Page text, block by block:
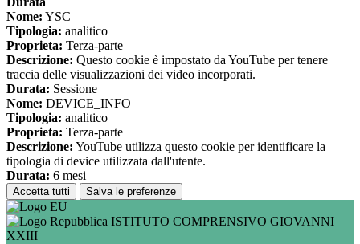
Nome: YSC
Tipologia: analitico
Proprieta: Terza-parte
Descrizione: Questo cookie è impostato da YouTube per tenere
traccia delle visualizzazioni dei video incorporati.
Durata: Sessione
Nome: DEVICE_INFO
Tipologia: analitico
Proprieta: Terza-parte
Descrizione: YouTube utilizza questo cookie per identificare la
tipologia di device utilizzata dall'utente.
Durata: 6 mesi
Accetta tutti Salva le preferenze
ISTITUTO COMPRENSIVO GIOVANNI
XXIII